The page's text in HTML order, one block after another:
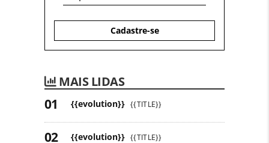
Cadastre-se
MAIS LIDAS
{{evolution}} {{TITLE}}
{{evolution}} {{TITLE}}